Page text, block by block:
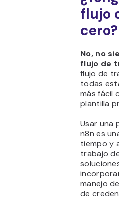
flujo
cero?
No, no
flujo de
flujo de
todas
más fácil
plantilla
Usar una
n8n es
tiempo y
trabajo
manejo
de